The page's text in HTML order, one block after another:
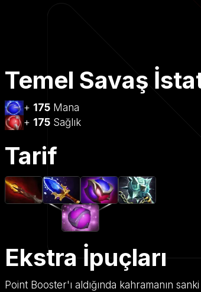
Temel Savaş
+ 175 Mana
+ 175 Sağlık
Tarif
Ekstra İpuçları
Point Booster'ı aldığında kahramanın